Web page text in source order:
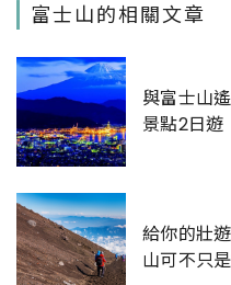
富士山的相關文章
與富士山
景點2日遊
給你的壯
山可不只